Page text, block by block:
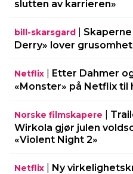
slutten av karrieren»
bill-skarsgard
Derry» lover
Netflix
Etter Dahmer
«Monster» på Netflix til
Norske filmskapere
Wirkola gjør julen
«Violent Night 2»
Netflix
Ny